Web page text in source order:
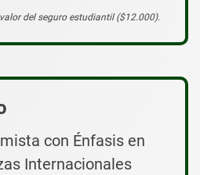
del seguro estudiantil ($12.000).
con Énfasis en
Internacionales